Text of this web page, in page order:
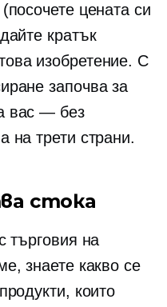
цената си
кратък
изобретение. С
започва за
вас — без
на трети страни.
стока
търговия на
знаете какво се
които